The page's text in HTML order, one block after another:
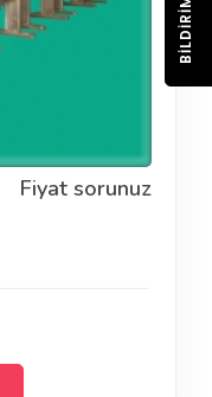
Fiyat sorunuz
BILDIRIM